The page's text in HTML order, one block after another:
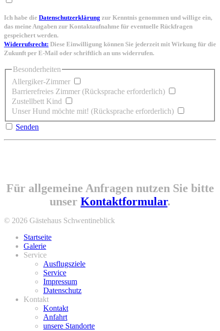
Ich habe die Datenschutzerklärung zur Kenntnis genommen und willige ein,
das meine Angaben zur Kontaktaufnahme für eventuelle Rückfragen
gespeichert werden.
Widerrufsrecht: Diese Einwilligung können Sie jederzeit mit Wirkung für die
Zukunft per E-Mail oder schriftlich an uns widerrufen.
Besonderheiten
Allergiker-Zimmer
Barrierefreies Zimmer (Rücksprache erforderlich)
Zustellbett Kind
Unser Hund möchte mit! (Rücksprache erforderlich)
Senden
Für allgemeine Anfragen nutzen Sie bitte
unser Kontaktformular.
© 2026 Gästehaus Schwentineblick
Startseite
Galerie
Service
Ausflugsziele
Service
Impressum
Datenschutz
Kontakt
Kontakt
Anfahrt
unsere Standorte